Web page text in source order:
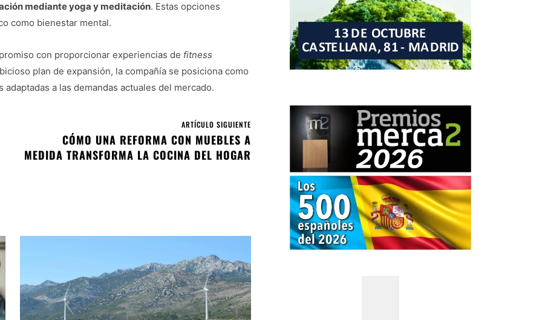
mediante yoga y meditación. Estas opciones
como bienestar mental.
con proporcionar experiencias de fitness
plan de expansión, la compañía se posiciona como
a las demandas actuales del mercado.
ARTÍCULO SIGUIENTE
CÓMO UNA REFORMA CON MUEBLES A
MEDIDA TRANSFORMA LA COCINA DEL HOGAR